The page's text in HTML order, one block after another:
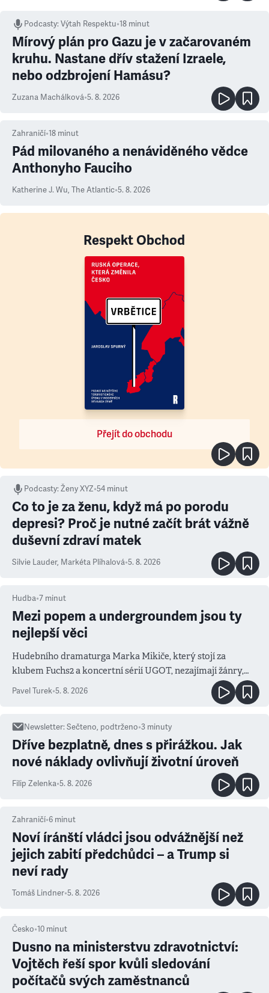
Podcasty:Výtah Respektu•18 minut
Mírový plán pro Gazu je v začarovaném
kruhu. Nastane dřív stažení Izraele,
nebo odzbrojení Hamásu?
Zuzana Machálková•5. 8. 2026
Zahraničí•18 minut
Pád milovaného a nenáviděného vědce
Anthonyho Fauciho
Katherine J. Wu, The Atlantic•5. 8. 2026
Respekt Obchod
Přejít do obchodu
Podcasty:Ženy XYZ•54 minut
Co to je za ženu, když má po porodu
depresi? Proč je nutné začít brát vážně
duševní zdraví matek
Silvie Lauder, Markéta Plíhalová•5. 8. 2026
Hudba•7 minut
Mezi popem a undergroundem jsou ty
nejlepší věci
Hudebního dramaturga Marka Mikiče, který stojí za
klubem Fuchs2 a koncertní sérií UGOT, nezajímají žánry,
ale atmosféra
Pavel Turek•5. 8. 2026
Newsletter:Sečteno, podtrženo•3 minuty
Dříve bezplatně, dnes s přirážkou. Jak
nové náklady ovlivňují životní úroveň
Filip Zelenka•5. 8. 2026
Zahraničí•6 minut
Noví íránští vládci jsou odvážnější než
jejich zabití předchůdci – a Trump si
neví rady
Tomáš Lindner•5. 8. 2026
Česko•10 minut
Dusno na ministerstvu zdravotnictví:
Vojtěch řeší spor kvůli sledování
počítačů svých zaměstnanců